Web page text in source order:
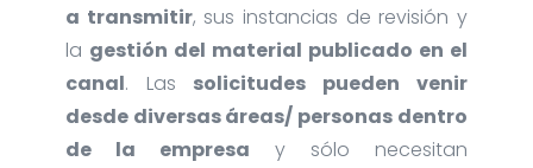
a transmitir, sus instancias de revisión y
la gestión del material publicado en el
canal. Las solicitudes pueden venir
desde diversas áreas/ personas dentro
de la empresa y sólo necesitan